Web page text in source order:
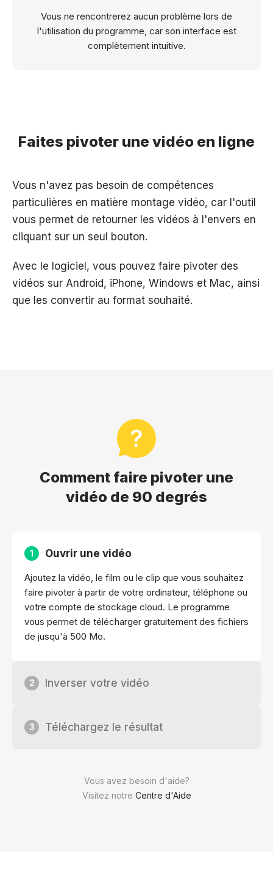
Vous ne rencontrerez aucun problème lors de
l'utilisation du programme, car son interface est
complètement intuitive.
Faites pivoter une vidéo en ligne
Vous n'avez pas besoin de compétences
particulières en matière montage vidéo, car l'outil
vous permet de retourner les vidéos à l'envers en
cliquant sur un seul bouton.
Avec le logiciel, vous pouvez faire pivoter des
vidéos sur Android, iPhone, Windows et Mac, ainsi
que les convertir au format souhaité.
Comment faire pivoter une
vidéo de 90 degrés
Vous avez besoin d'aide?
Visitez notre Centre d'Aide
1 Ouvrir une vidéo
Ajoutez la vidéo, le film ou le clip que vous souhaitez
faire pivoter à partir de votre ordinateur, téléphone ou
votre compte de stockage cloud. Le programme
vous permet de télécharger gratuitement des fichiers
de jusqu'à 500 Mo.
2 Inverser votre vidéo
3 Téléchargez le résultat